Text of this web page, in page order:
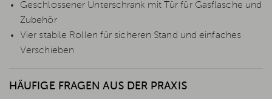
Geschlossener Unterschrank mit Tür für Gasflasche und
Zubehör
Vier stabile Rollen für sicheren Stand und einfaches
Verschieben
HÄUFIGE FRAGEN AUS DER PRAXIS